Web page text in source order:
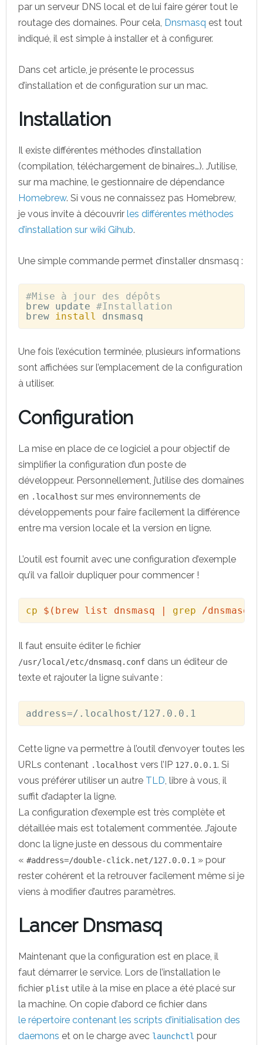
par un serveur DNS local et de lui faire gérer tout le
routage des domaines. Pour cela, Dnsmasq est tout
indiqué, il est simple à installer et à configurer.
Dans cet article, je présente le processus
d’installation et de configuration sur un mac.
Installation
Il existe différentes méthodes d’installation
(compilation, téléchargement de binaires…). J’utilise,
sur ma machine, le gestionnaire de dépendance
Homebrew. Si vous ne connaissez pas Homebrew,
je vous invite à découvrir les différentes méthodes
d’installation sur wiki Gihub.
Une simple commande permet d’installer dnsmasq :
#Mise à jour des dépôts
brew update #Installation
brew install dnsmasq
Une fois l’exécution terminée, plusieurs informations
sont affichées sur l’emplacement de la configuration
à utiliser.
Configuration
La mise en place de ce logiciel a pour objectif de
simplifier la configuration d’un poste de
développeur. Personnellement, j’utilise des domaines
en .localhost sur mes environnements de
développements pour faire facilement la différence
entre ma version locale et la version en ligne.
L’outil est fournit avec une configuration d’exemple
qu’il va falloir dupliquer pour commencer !
cp $( brew list dnsmasq | grep /
Il faut ensuite éditer le fichier
/usr/local/etc/dnsmasq.conf dans un éditeur de
texte et rajouter la ligne suivante :
address=/.localhost/127.0.0.1
Cette ligne va permettre à l’outil d’envoyer toutes les
URLs contenant .localhost vers l’IP 127.0.0.1. Si
vous préférer utiliser un autre TLD , libre à vous, il
suffit d’adapter la ligne.
La configuration d’exemple est très complète et
détaillée mais est totalement commentée. J’ajoute
donc la ligne juste en dessous du commentaire
« #address=/double-click.net/127.0.0.1 » pour
rester cohérent et la retrouver facilement même si je
viens à modifier d’autres paramètres.
Lancer Dnsmasq
Maintenant que la configuration est en place, il
faut démarrer le service. Lors de l’installation le
fichier plist utile à la mise en place a été placé sur
la machine. On copie d’abord ce fichier dans
le répertoire contenant les scripts d’initialisation des
daemons et on le charge avec launchctl pour